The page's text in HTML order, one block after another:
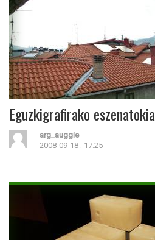
Eguzkigrafirako eszenatokia
arg_auggie
2008-09-18 : 17:25